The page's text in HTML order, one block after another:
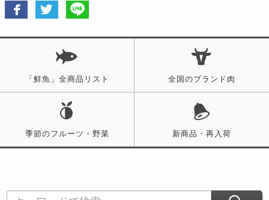
「鮮魚」全商品リスト 全国のブランド肉
季節のフルーツ・野菜 新商品・再入荷